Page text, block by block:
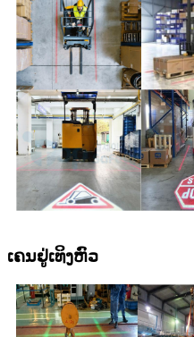
ເຄນຢູ່ເທິງຫົວ